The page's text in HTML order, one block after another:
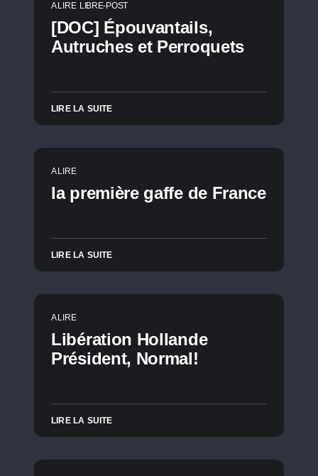
A LIRE LIBRE-POST
[DOC] Épouvantails,
Autruches et Perroquets
LIRE LA SUITE
A LIRE
la première gaffe de France
LIRE LA SUITE
A LIRE
Libération Hollande
Président, Normal!
LIRE LA SUITE